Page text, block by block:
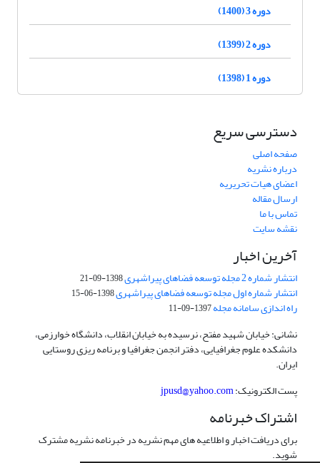
دوره 3 (1400)
دوره 2 (1399)
دوره 1 (1398)
دسترسی سریع
صفحه اصلی
درباره نشریه
اعضای هیات تحریریه
ارسال مقاله
تماس با ما
نقشه سایت
آخرین اخبار
انتشار شماره 2 مجله توسعه فضاهای پیراشهری 1398-09-21
انتشار شماره اول مجله توسعه فضاهای پیراشهری1398-06-15
راه اندازی سامانه مجله1397-09-11
نشانی: خیابان شهید مفتح، نرسیده به خیابان انقلاب، دانشگاه خوارزمی،
دانشکده علوم جغرافیایی، دفتر انجمن جغرافیا و برنامه ریزی روستایی
ایران.
پست الکترونیک:jpusd@yahoo.com
اشتراک خبرنامه
برای دریافت اخبار و اطلاعیه های مهم نشریه در خبرنامه نشریه مشترک
شوید.